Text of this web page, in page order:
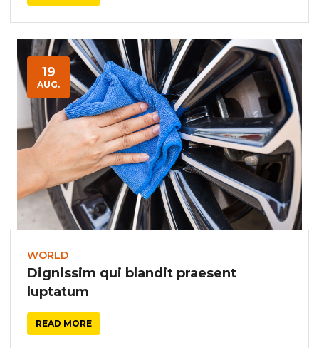
19
AUG.
WORLD
Dignissim qui blandit praesent
luptatum
READ MORE